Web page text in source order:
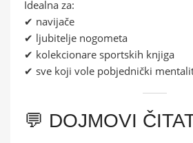
Idealna za:
✔ navijače
✔ ljubitelje nogometa
✔ kolekcionare sportskih knjiga
✔ sve koji vole pobjednički
💬 DOJMOVI